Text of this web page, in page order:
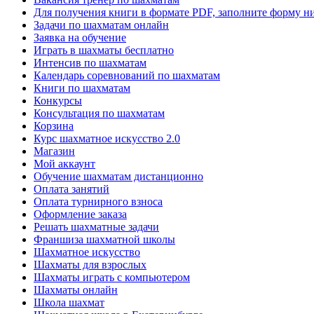
Для получения книги в формате PDF, заполните форму
Задачи по шахматам онлайн
Заявка на обучение
Играть в шахматы бесплатно
Интенсив по шахматам
Календарь соревнований по шахматам
Книги по шахматам
Конкурсы
Консультация по шахматам
Корзина
Курс шахматное искусство 2.0
Магазин
Мой аккаунт
Обучение шахматам дистанционно
Оплата занятий
Оплата турнирного взноса
Оформление заказа
Решать шахматные задачи
Франшиза шахматной школы
Шахматное искусство
Шахматы для взрослых
Шахматы играть с компьютером
Шахматы онлайн
Школа шахмат